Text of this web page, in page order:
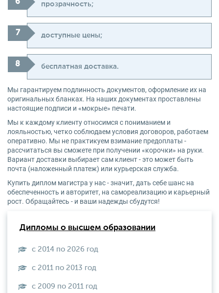
прозрачность;
доступные цены;
бесплатная доставка.
Мы гарантируем подлинность документов, оформление их на
оригинальных бланках. На наших документах проставлены
настоящие подписи и «мокрые» печати.
Мы к каждому клиенту относимся с пониманием и
лояльностью, четко соблюдаем условия договоров, работаем
оперативно. Мы не практикуем взимание предоплаты -
рассчитаться вы сможете при получении «корочки» на руки.
Вариант доставки выбирает сам клиент - это может быть
почта (наложенный платеж) или курьерская служба.
Купить диплом магистра у нас - значит, дать себе шанс на
обеспеченность и авторитет, на самореализацию и карьерный
рост. Обращайтесь - и ваши надежды сбудутся!
Дипломы о высшем образовании
с 2014 по 2026 год
с 2011 по 2013 год
с 2009 по 2011 год